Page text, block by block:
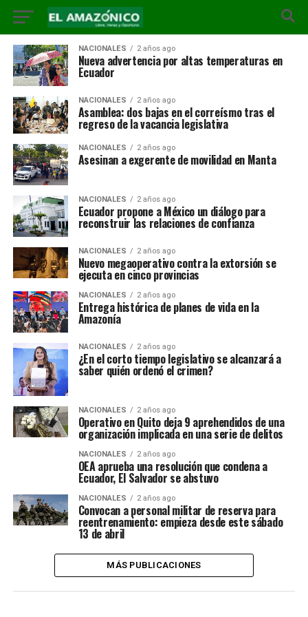
NACIONALES 2 años ago
Nueva advertencia por altas temperaturas en
Ecuador
NACIONALES 2 años ago
Asamblea: dos bajas en el correísmo tras el
regreso de la vacancia legislativa
NACIONALES 2 años ago
Asesinan a exgerente de movilidad en Manta
NACIONALES 2 años ago
Ecuador propone a México un diálogo para
reconstruir las relaciones de confianza
NACIONALES 2 años ago
Nuevo megaoperativo contra la extorsión se
ejecuta en cinco provincias
NACIONALES 2 años ago
Entrega histórica de planes de vida en la
Amazonía
NACIONALES 2 años ago
¿En el corto tiempo legislativo se alcanzará a
saber quién ordenó el crimen?
NACIONALES 2 años ago
Operativo en Quito deja 9 aprehendidos de una
organización implicada en una serie de delitos
NACIONALES 2 años ago
OEA aprueba una resolución que condena a
Ecuador, El Salvador se abstuvo
NACIONALES 2 años ago
Convocan a personal militar de reserva para
reentrenamiento: empieza desde este sábado
13 de abril
MÁS PUBLICACIONES